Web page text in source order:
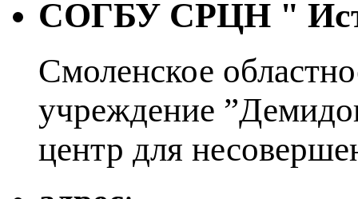
СОГБУ СРЦН "
Смоленское
учреждение
центр для